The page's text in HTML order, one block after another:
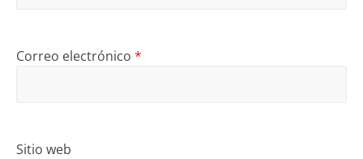
Correo electrónico *
Sitio web